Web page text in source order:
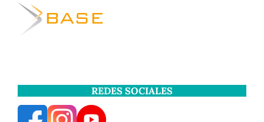
REDES SOCIALES